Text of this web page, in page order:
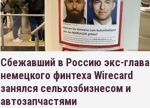
Сбежавший в Россию экс-глава
немецкого финтеха Wirecard
занялся сельхозбизнесом и
автозапчастями